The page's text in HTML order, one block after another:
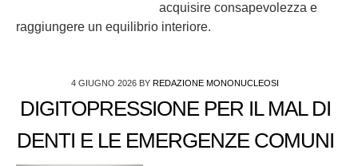
acquisire consapevolezza e
raggiungere un equilibrio interiore.
4 GIUGNO 2026 BY REDAZIONE MONONUCLEOSI
DIGITOPRESSIONE PER IL MAL DI
DENTI E LE EMERGENZE COMUNI